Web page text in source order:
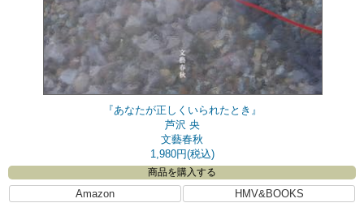
『あなたが正しくいられたとき』
芦沢 央
文藝春秋
1,980円(税込)
商品を購入する
Amazon HMV&BOOKS